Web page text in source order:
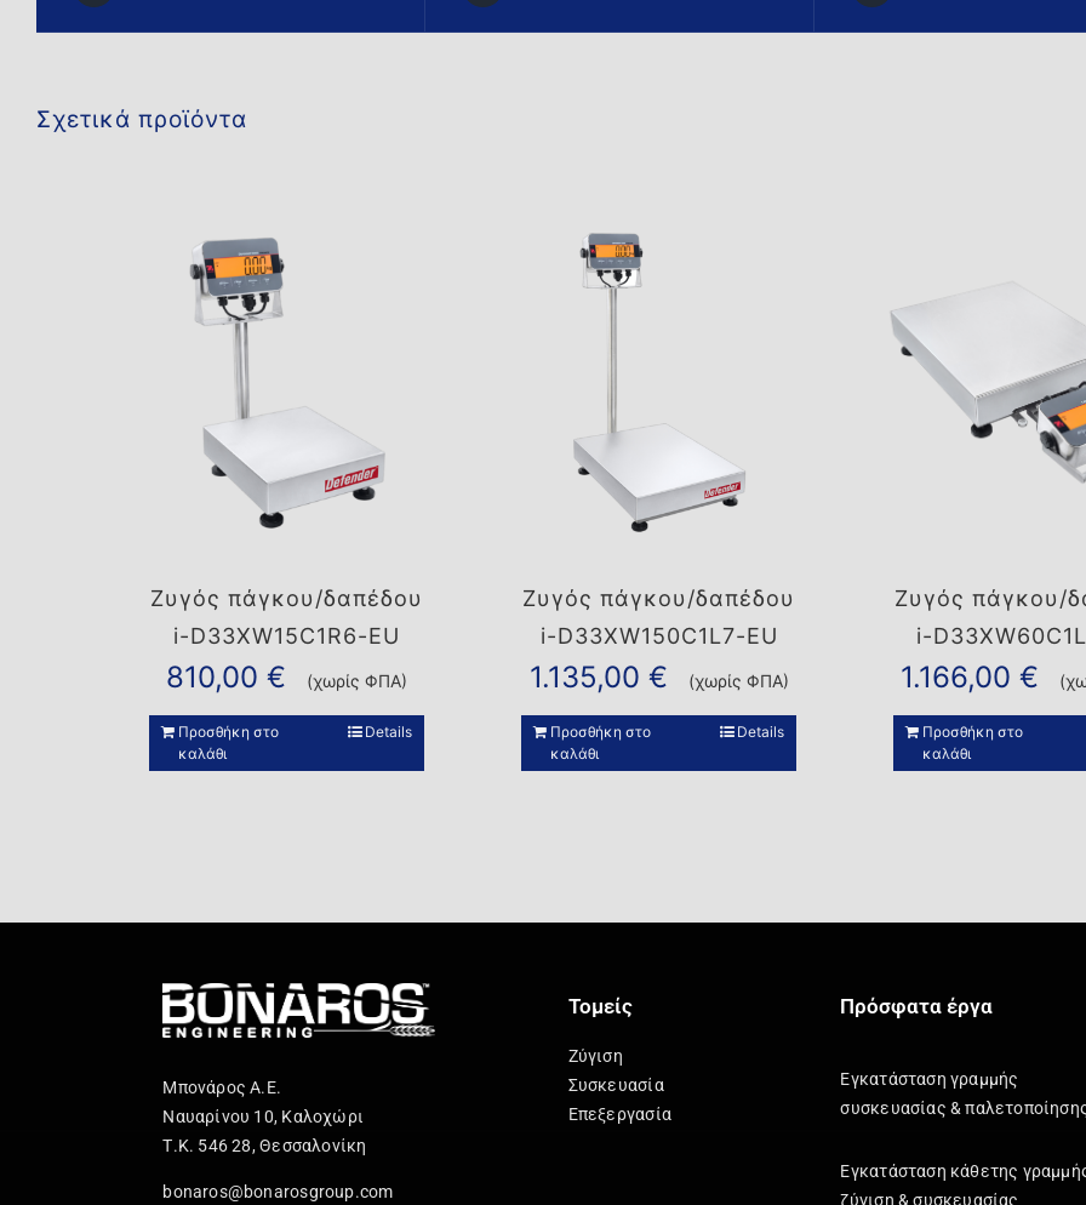
Σχετικά προϊόντα
Ζυγός πάγκου/δαπέδου
i-D33XW15C1R6-EU
810,00€ (χωρίς ΦΠΑ)
Προσθήκη στο
καλάθι
Details
Ζυγός πάγκου/δαπέδου
i-D33XW150C1L7-EU
1.135,00 € (χωρίς ΦΠΑ)
Προσθήκη στο
καλάθι
Details
Ζυγός πάγκου/
i-
1.166,00€
Προσθήκη στο
καλάθι
Μπονάρος Α.Ε.
Ναυαρίνου 10, Καλοχώρι
Τ.Κ. 546 28, Θεσσαλονίκη
bonaros@bonarosgroup.com
Τομείς
Ζύγιση
Συσκευασία
Επεξεργασία
Πρόσφατα έργα
Εγκατάσταση γραμμής
συσκευασίας &
Εγκατάσταση κάθετης
ζύγιση & συσκευασίας